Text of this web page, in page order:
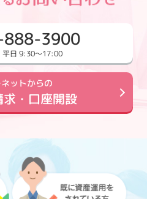
3900
平日 9:30～17:00
ットからの
・口座開設